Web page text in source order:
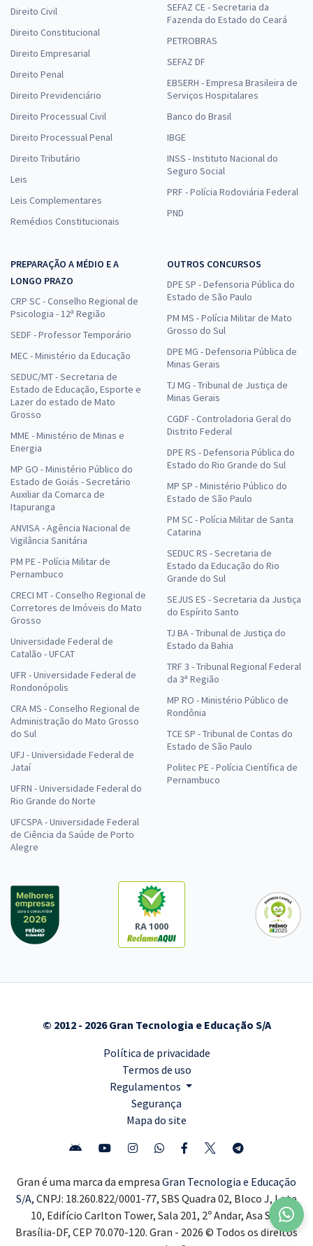
Direito Civil
Direito Constitucional
Direito Empresarial
Direito Penal
Direito Previdenciário
Direito Processual Civil
Direito Processual Penal
Direito Tributário
Leis
Leis Complementares
Remédios Constitucionais
SEFAZ CE - Secretaria da
Fazenda do Estado do Ceará
PETROBRAS
SEFAZ DF
EBSERH - Empresa Brasileira de
Serviços Hospitalares
Banco do Brasil
IBGE
INSS - Instituto Nacional do
Seguro Social
PRF - Polícia Rodoviária Federal
PND
PREPARAÇÃO A MÉDIO E A
LONGO PRAZO
CRP SC - Conselho Regional de
Psicologia - 12ª Região
SEDF - Professor Temporário
MEC - Ministério da Educação
SEDUC/MT - Secretaria de
Estado de Educação, Esporte e
Lazer do estado de Mato
Grosso
MME - Ministério de Minas e
Energia
MP GO - Ministério Público do
Estado de Goiás - Secretário
Auxiliar da Comarca de
Itapuranga
ANVISA - Agência Nacional de
Vigilância Sanitária
PM PE - Polícia Militar de
Pernambuco
CRECI MT - Conselho Regional de
Corretores de Imóveis do Mato
Grosso
Universidade Federal de
Catalão - UFCAT
UFR - Universidade Federal de
Rondonópolis
CRA MS - Conselho Regional de
Administração do Mato Grosso
do Sul
UFJ - Universidade Federal de
Jataí
UFRN - Universidade Federal do
Rio Grande do Norte
UFCSPA - Universidade Federal
de Ciência da Saúde de Porto
Alegre
OUTROS CONCURSOS
DPE SP - Defensoria Pública do
Estado de São Paulo
PM MS - Polícia Militar de Mato
Grosso do Sul
DPE MG - Defensoria Pública de
Minas Gerais
TJ MG - Tribunal de Justiça de
Minas Gerais
CGDF - Controladoria Geral do
Distrito Federal
DPE RS - Defensoria Pública do
Estado do Rio Grande do Sul
MP SP - Ministério Público do
Estado de São Paulo
PM SC - Polícia Militar de Santa
Catarina
SEDUC RS - Secretaria de
Estado da Educação do Rio
Grande do Sul
SEJUS ES - Secretaria da Justiça
do Espírito Santo
TJ BA - Tribunal de Justiça do
Estado da Bahia
TRF 3 - Tribunal Regional Federal
da 3ª Região
MP RO - Ministério Público de
Rondônia
TCE SP - Tribunal de Contas do
Estado de São Paulo
Politec PE - Polícia Científica de
Pernambuco
RA 1000
© 2012 - 2026 Gran Tecnologia e Educação S/A
Política de privacidade
Termos de uso
Regulamentos
Segurança
Mapa do site
Gran é uma marca da empresa Gran Tecnologia e Educação
S/A, CNPJ: 18.260.822/0001-77, SBS Quadra 02, Bloco J, Lote
10, Edifício Carlton Tower, Sala 201, 2º Andar, Asa Sul,
Brasília-DF, CEP 70.070-120. Gran - 2026 © Todos os direitos